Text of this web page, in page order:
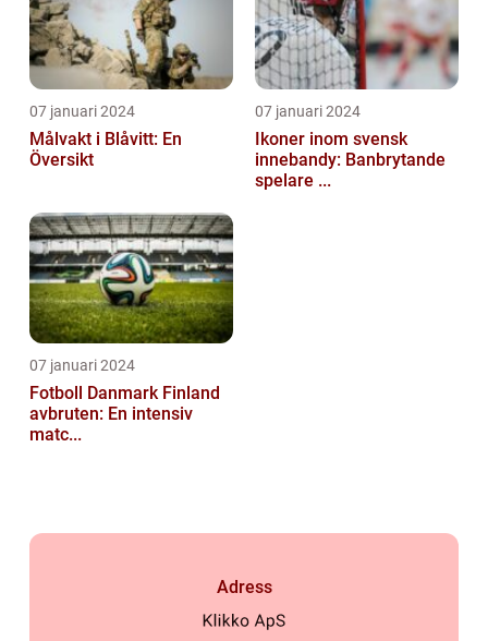
07 januari 2024
Målvakt i Blåvitt: En
Översikt
07 januari 2024
Ikoner inom svensk
innebandy: Banbrytande
spelare ...
07 januari 2024
Fotboll Danmark Finland
avbruten: En intensiv
matc...
Adress